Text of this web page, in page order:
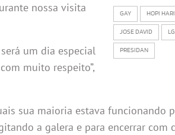
GAY HOPI HARI
JOSE DAVID
PRESIDAN
nossa visita
um dia especial
muito respeito”,
sua maioria estava funcionando
a galera e para encerrar com